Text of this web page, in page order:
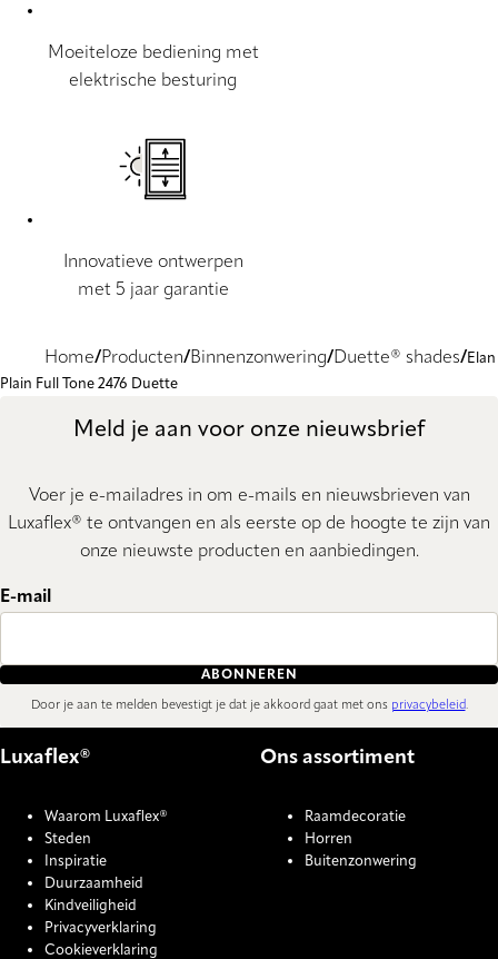
Moeiteloze bediening met
elektrische besturing
Innovatieve ontwerpen
met 5 jaar garantie
Home Producten Binnenzonwering Duette® shades
Elan
Plain Full Tone 2476 Duette
Meld je aan voor onze nieuwsbrief
Voer je e-mailadres in om e-mails en nieuwsbrieven van
Luxaflex® te ontvangen en als eerste op de hoogte te zijn van
onze nieuwste producten en aanbiedingen.
E-mail
ABONNEREN
Door je aan te melden bevestigt je dat je akkoord gaat met ons privacybeleid.
Luxaflex®
Waarom Luxaflex®
Steden
Inspiratie
Duurzaamheid
Kindveiligheid
Privacyverklaring
Cookieverklaring
Ons assortiment
Raamdecoratie
Horren
Buitenzonwering